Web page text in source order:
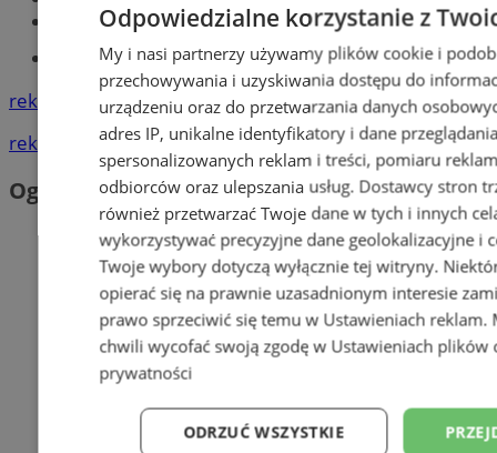
Książeczka sanepidowska
Tworzenie stron www -Zabrze
reklama
reklama
Ogłoszenia
Odpowiedzialne korzystanie z
My i nasi partnerzy używamy plików cookie i
przechowywania i uzyskiwania dostępu do
urządzeniu oraz do przetwarzania danych
adres IP, unikalne identyfikatory i dane
spersonalizowanych reklam i treści, pomiaru
odbiorców oraz ulepszania usług. Dostawcy stron
również przetwarzać Twoje dane w tych i innych
wykorzystywać precyzyjne dane geolokalizacyjne i
Twoje wybory dotyczą wyłącznie tej witryny.
opierać się na prawnie uzasadnionym interesie
prawo sprzeciwić się temu w Ustawieniach reklam.
chwili wycofać swoją zgodę w Ustawieniach plików
prywatności
ODRZUĆ WSZYSTKIE